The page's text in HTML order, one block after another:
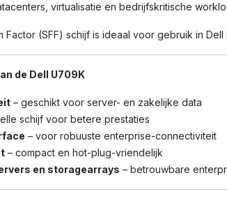
virtualisatie en bedrijfskritische
Factor (SFF) schijf is ideaal voor gebruik in
de Dell U709K
– geschikt voor server- en zakelijke data
schijf voor betere prestaties
– voor robuuste enterprise-connectiviteit
– compact en hot-plug-vriendelijk
en storagearrays – betrouwbare